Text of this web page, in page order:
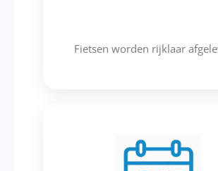
Fietsen worden rijklaar